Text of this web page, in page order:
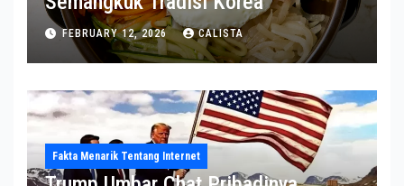
FEBRUARY 12, 2026 CALISTA
Fakta Menarik Tentang Internet